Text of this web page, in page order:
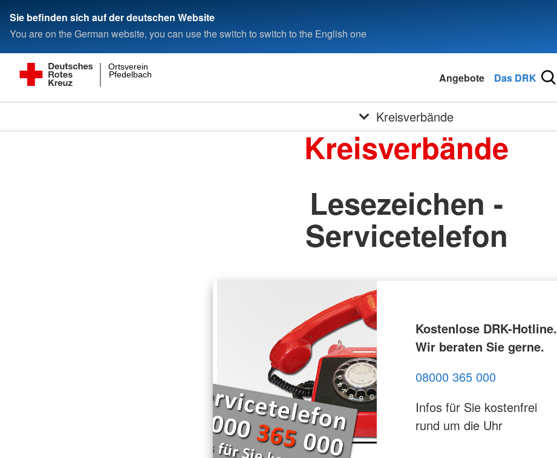
Sie befinden sich auf der deutschen Website
You are on the German website, you can use the switch to switch to the English one
Pfedelbach
Ortsverein
Angebote Das DRK
Kreisverbände
Kreisverbände
Lesezeichen -
Servicetelefon
Kostenlose DRK-Hotline.
Wir beraten Sie gerne.
08000 365 000
Infos für Sie kostenfrei
rund um die Uhr